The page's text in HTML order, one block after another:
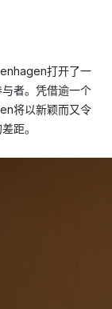
打开了一
者。凭借逾一个
将以新颖而又令
距。